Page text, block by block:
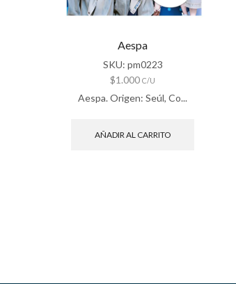
Aespa
SKU: pm0223
$1.000 C/U
Aespa. Origen: Seúl, Co...
AÑADIR AL CARRITO